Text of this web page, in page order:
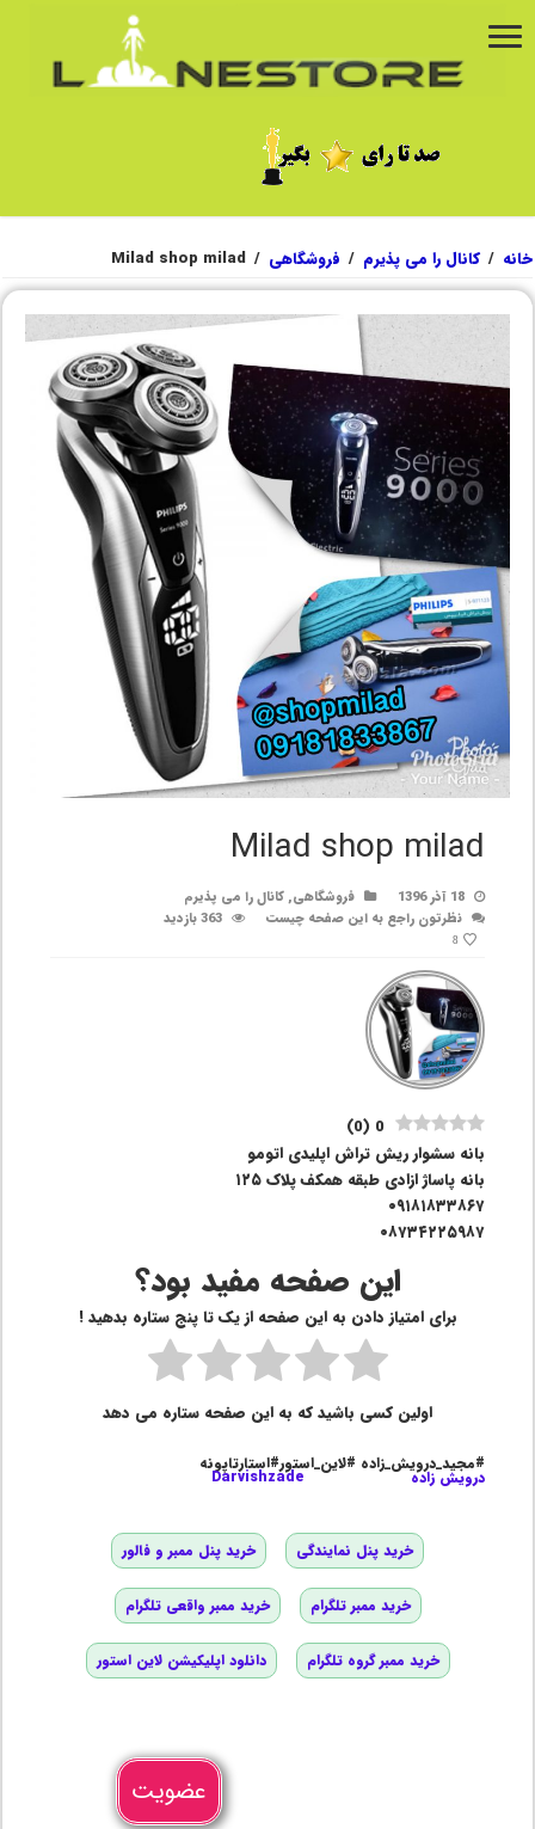
خانه / کانال را می پذیرم / فروشگاهی /
Milad shop milad
Milad shop milad
18 آذر 1396 فروشگاهی,کانال را می پذیرم
نظرتون راجع به این صفحه چیست
363 بازدید
8
0
(
0
)
بانه سشوار ریش تراش اپلیدی اتومو
بانه پاساژ ازادی طبقه همکف پلاک ١٢۵
٠٩١٨١٨٣٣٨۶٧
٠٨٧٣۴٢٢۵٩٨٧
این صفحه مفید بود؟
برای امتیاز دادن به این صفحه از یک تا پنج ستاره بدهید !
اولین کسی باشید که به این صفحه ستاره می دهد
#مجید_درویش_زاده #لاین_استور#استارتاپونه
درویش زاده Darvishzade
خرید پنل نمایندگی خرید پنل ممبر و فالور
خرید ممبر تلگرام خرید ممبر واقعی تلگرام
خرید ممبر گروه تلگرام دانلود اپلیکیشن لاین استور
عضویت